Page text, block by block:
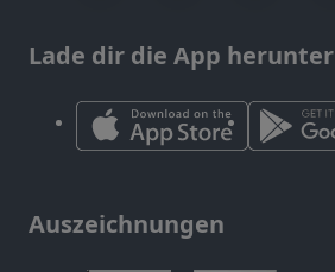
Lade dir die App herunter
Auszeichnungen